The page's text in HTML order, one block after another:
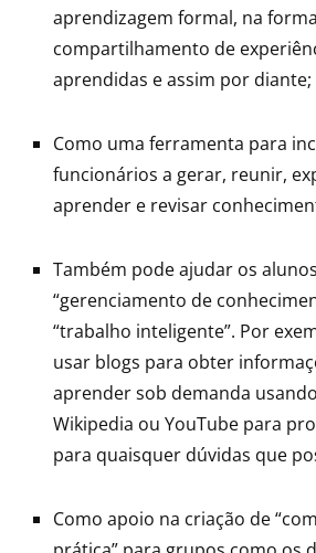
aprendizagem formal, na
compartilhamento de
aprendidas e assim por diante;
Como uma ferramenta para
funcionários a gerar, reunir,
aprender e revisar
Também pode ajudar os
“gerenciamento de
“trabalho inteligente”. Por
usar blogs para obter
aprender sob demanda
Wikipedia ou YouTube para
para quaisquer dúvidas que
Como apoio na criação de